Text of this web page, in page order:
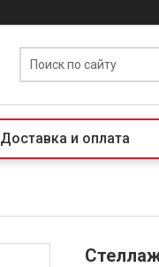
Доставка и оплата